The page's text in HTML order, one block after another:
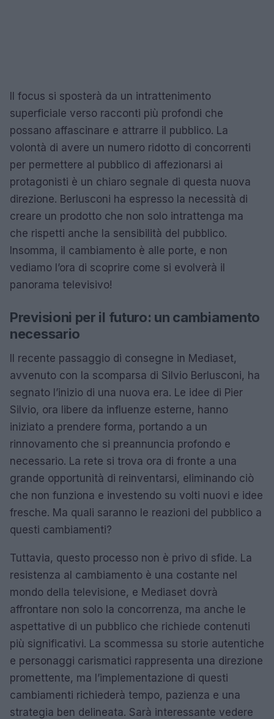
Il focus si sposterà da un intrattenimento
superficiale verso racconti più profondi che
possano affascinare e attrarre il pubblico. La
volontà di avere un numero ridotto di concorrenti
per permettere al pubblico di affezionarsi ai
protagonisti è un chiaro segnale di questa nuova
direzione. Berlusconi ha espresso la necessità di
creare un prodotto che non solo intrattenga ma
che rispetti anche la sensibilità del pubblico.
Insomma, il cambiamento è alle porte, e non
vediamo l’ora di scoprire come si evolverà il
panorama televisivo!
Previsioni per il futuro: un cambiamento
necessario
Il recente passaggio di consegne in Mediaset,
avvenuto con la scomparsa di Silvio Berlusconi, ha
segnato l’inizio di una nuova era. Le idee di Pier
Silvio, ora libere da influenze esterne, hanno
iniziato a prendere forma, portando a un
rinnovamento che si preannuncia profondo e
necessario. La rete si trova ora di fronte a una
grande opportunità di reinventarsi, eliminando ciò
che non funziona e investendo su volti nuovi e idee
fresche. Ma quali saranno le reazioni del pubblico a
questi cambiamenti?
Tuttavia, questo processo non è privo di sfide. La
resistenza al cambiamento è una costante nel
mondo della televisione, e Mediaset dovrà
affrontare non solo la concorrenza, ma anche le
aspettative di un pubblico che richiede contenuti
più significativi. La scommessa su storie autentiche
e personaggi carismatici rappresenta una direzione
promettente, ma l’implementazione di questi
cambiamenti richiederà tempo, pazienza e una
strategia ben delineata. Sarà interessante vedere